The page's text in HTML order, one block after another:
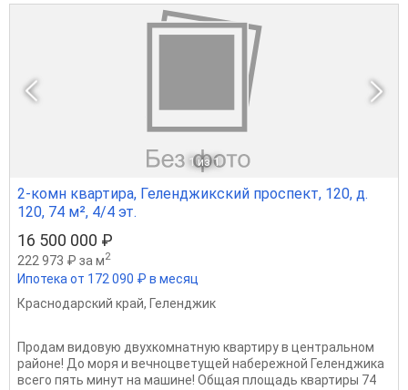
1 из 1
2-комн квартира, Геленджикский проспект, 120, д.
120, 74 м², 4/4 эт.
16 500 000 ₽
222 973 ₽ за м2
Ипотека от 172 090 ₽ в месяц
Краснодарский край, Геленджик
Продам видовую двухкомнатную квартиру в центральном
районе! До моря и вечноцветущей набережной Геленджика
всего пять минут на машине! Общая площадь квартиры 74